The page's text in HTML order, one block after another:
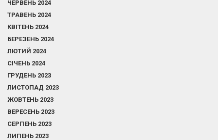
ЧЕРВЕНЬ 2024
ТРАВЕНЬ 2024
КВІТЕНЬ 2024
БЕРЕЗЕНЬ 2024
ЛЮТИЙ 2024
СІЧЕНЬ 2024
ГРУДЕНЬ 2023
ЛИСТОПАД 2023
ЖОВТЕНЬ 2023
ВЕРЕСЕНЬ 2023
СЕРПЕНЬ 2023
ЛИПЕНЬ 2023